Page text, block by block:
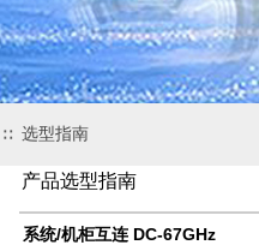
∷ 选型指南
产品选型指南
系统/机柜互连 DC-67GHz